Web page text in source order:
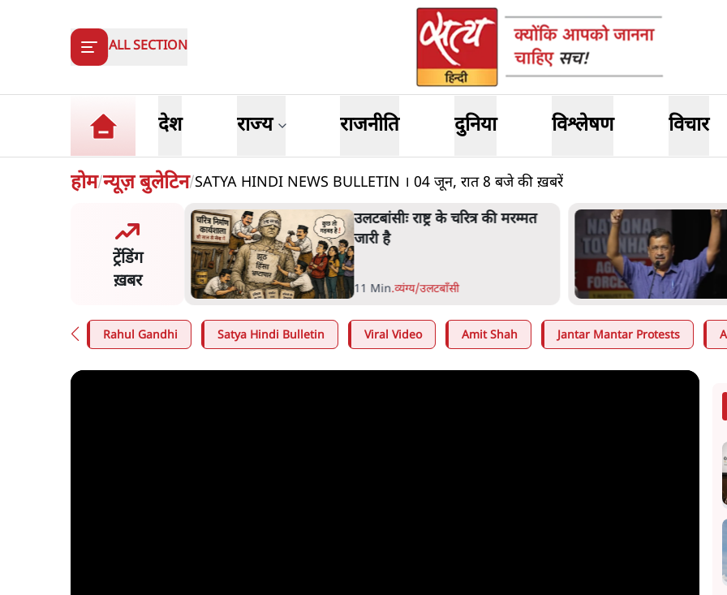
ALL SECTION
देश राज्य राजनीति दुनिया विश्लेषण विचार
होम/न्यूज़ बुलेटिन/SATYA HINDI NEWS BULLETIN । 04 जून, रात 8 बजे की ख़बरें
ट्रेंडिंग
ख़बर
राष्ट्र के चरित्र की मरम्मत
मेटा के सरेंडर के बाद भारत में
केजरीवाल का इंस्टा हैंडल बैनः AAP
का आरोप
3 Min.देश
Rahul Gandhi Satya Hindi Bulletin Viral Video Amit Shah Jantar Mantar Protests